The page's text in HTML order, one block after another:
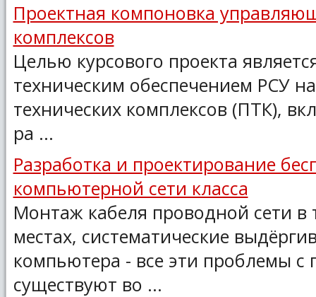
Проектная компоновка
комплексов
Целью курсового проекта
техническим обеспечением РСУ
технических комплексов (ПТК),
ра ...
Разработка и проектирование
компьютерной сети класса
Монтаж кабеля проводной сети в
местах, систематические
компьютера - все эти проблемы с
существуют во ...